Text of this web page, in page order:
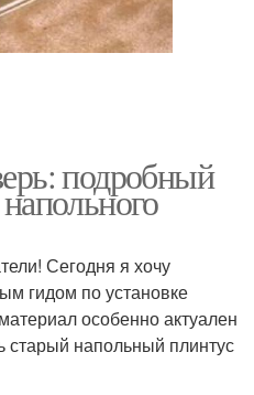
подробный
Сегодня я хочу
гидом по установке
особенно актуален
старый напольный плинтус